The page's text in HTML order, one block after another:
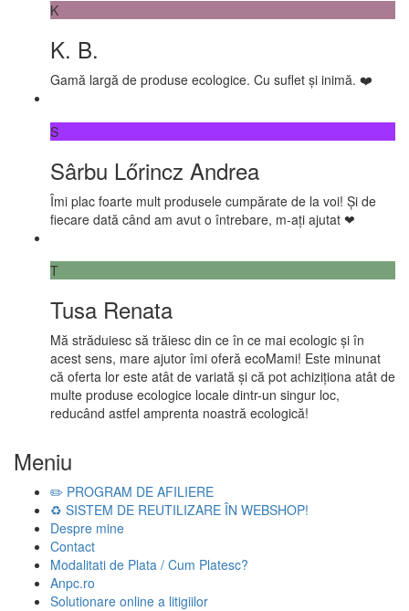
K
K. B.
Gamă largă de produse ecologice. Cu suflet și inimă. ❤️
S
Sârbu Lőrincz Andrea
Îmi plac foarte mult produsele cumpărate de la voi! Și de
fiecare dată când am avut o întrebare, m-ați ajutat ❤
T
Tusa Renata
Mă străduiesc să trăiesc din ce în ce mai ecologic și în
acest sens, mare ajutor îmi oferă ecoMami! Este minunat
că oferta lor este atât de variată și că pot achiziționa atât de
multe produse ecologice locale dintr-un singur loc,
reducând astfel amprenta noastră ecologică!
Meniu
✏️ PROGRAM DE AFILIERE
♻️ SISTEM DE REUTILIZARE ÎN WEBSHOP!
Despre mine
Contact
Modalitati de Plata / Cum Platesc?
Anpc.ro
Solutionare online a litigiilor